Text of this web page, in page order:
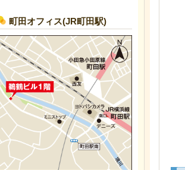
町田オフィス(JR町田駅)